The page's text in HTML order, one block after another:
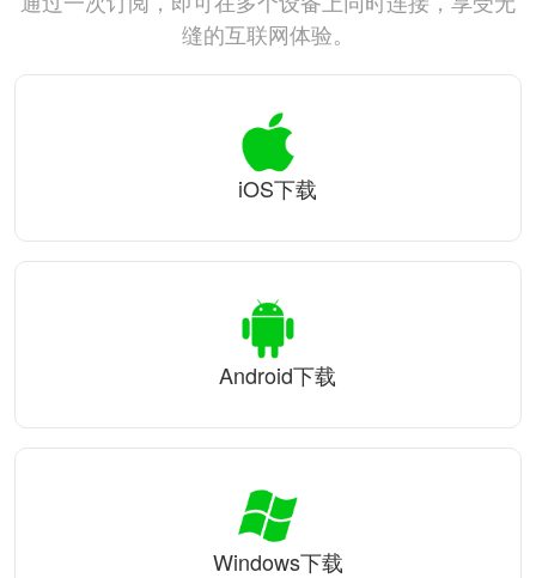
缝的互联网体验。
iOS下载
Android下载
Windows下载